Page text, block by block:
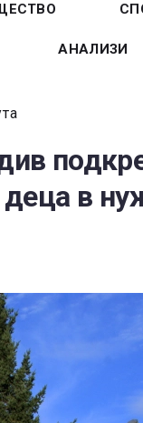
АНАЛИЗИ
деца в